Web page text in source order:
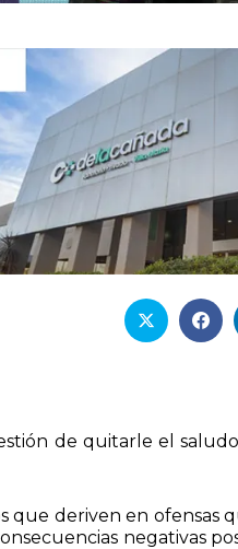
de quitarle el
que deriven en ofensas
negativas